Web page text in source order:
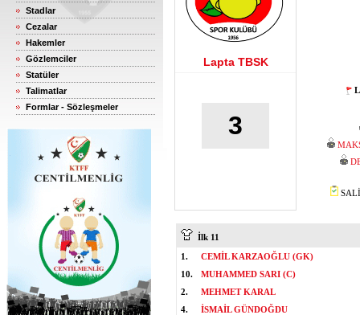
Stadlar
Cezalar
Hakemler
Gözlemciler
Statüler
Talimatlar
Formlar - Sözleşmeler
Lapta TBSK
3
İlk 11
1.
CEMİL KARZAOĞLU (GK)
10.
MUHAMMED SARI (C)
2.
MEHMET KARAL
4.
İSMAİL GÜNDOĞDU